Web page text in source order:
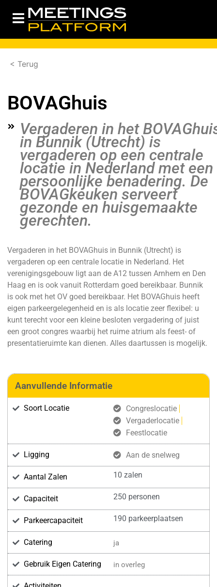
< Terug
BOVAGhuis
Vergaderen in het
in Bunnik (Utrecht) is
vergaderen op een centrale
locatie in Nederland met een
persoonlijke benadering. De
BOVAGkeuken serveert
gezonde en huisgemaakte
gerechten.
Vergaderen in het BOVAGhuis in Bunnik (Utrecht) is
vergaderen op een centrale locatie in Nederland. Het
verenigingsgebouw ligt aan de A12 tussen Arnhem en Den
Haag en is ook vanuit Rotterdam goed bereikbaar. Bunnik
is ook met het OV goed bereikbaar. Het BOVAGhuis heeft
eigen parkeergelegenheid en is als locatie zeer flexibel: u
kunt terecht voor een kleine besloten vergadering of juist
een groot congres waarbij het ruime atrium als feest- of
presentatieruimte kan dienen. Alles daartussen is mogelijk.
Aanvullende Informatie
Soort Locatie
Congreslocatie
Vergaderlocatie
Feestlocatie
Ligging Aan de snelweg
Aantal Zalen 10 zalen
Capaciteit 250 personen
Parkeercapaciteit 190 parkeerplaatsen
Catering ja
Gebruik Eigen Catering in overleg